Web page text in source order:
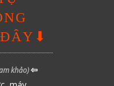
khảo)⇦